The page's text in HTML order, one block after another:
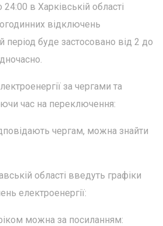
в Харківській області
відключень
період буде застосовано від 2 до
за чергами та
час на переключення:
чергам, можна знайти
області введуть графіки
електроенергії:
можна за посиланням: